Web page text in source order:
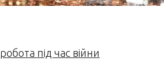
під час війни